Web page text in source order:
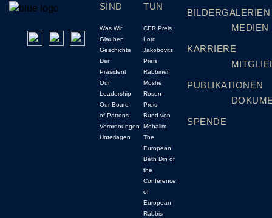
SIND
Was Wir
Glauben
Geschichte
Der
Präsident
Our
Leadership
Our Board
of Patrons
Verordnungen
Unterlagen
TUN
CER Preis
Lord
Jakobovits
Preis
Rabbiner
Moshe
Rosen-
Preis
Bund von
Mohalim
The
European
Beth Din of
the
Conference
of
European
Rabbis
BILDERGALERIEN
KARRIERE
PUBLIKATIONEN
SPENDE
MEDIEN